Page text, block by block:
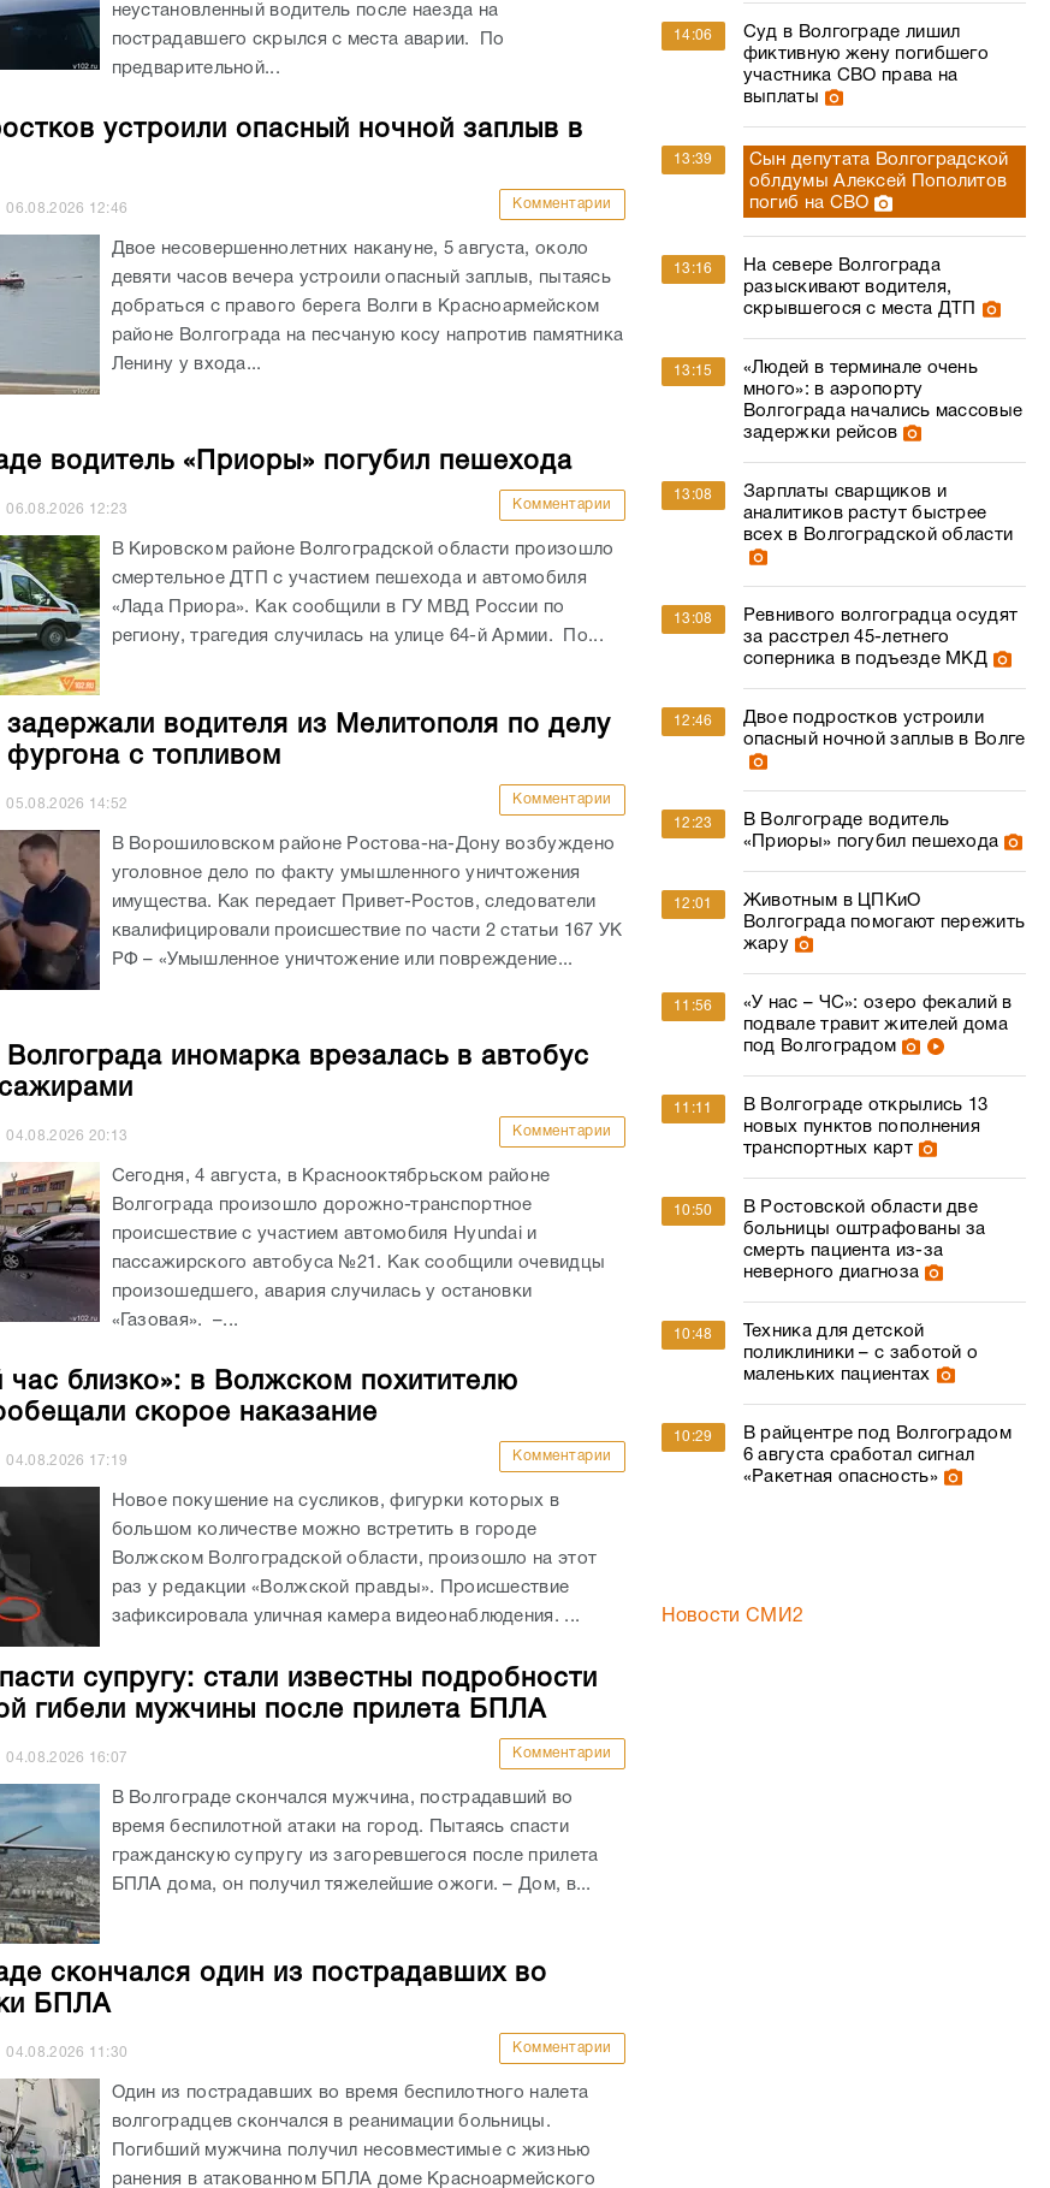
неустановленный водитель после наезда на
пострадавшего скрылся с места аварии. По
предварительной...
устроили опасный ночной заплыв в
06.08.2026 12:46 Комментарии
Двое несовершеннолетних накануне, 5 августа, около
девяти часов вечера устроили опасный заплыв, пытаясь
добраться с правого берега Волги в Красноармейском
районе Волгограда на песчаную косу напротив памятника
Ленину у входа...
водитель «Приоры» погубил пешехода
06.08.2026 12:23 Комментарии
В Кировском районе Волгоградской области произошло
смертельное ДТП с участием пешехода и автомобиля
«Лада Приора». Как сообщили в ГУ МВД России по
региону, трагедия случилась на улице 64-й Армии. По...
задержали водителя из Мелитополя по делу
с топливом
05.08.2026 14:52 Комментарии
В Ворошиловском районе Ростова-на-Дону возбуждено
уголовное дело по факту умышленного уничтожения
имущества. Как передает Привет-Ростов, следователи
квалифицировали происшествие по части 2 статьи 167 УК
РФ – «Умышленное уничтожение или повреждение...
иномарка врезалась в автобус
04.08.2026 20:13 Комментарии
Сегодня, 4 августа, в Краснооктябрьском районе
Волгограда произошло дорожно-транспортное
происшествие с участием автомобиля Hyundai и
пассажирского автобуса №21. Как сообщили очевидцы
произошедшего, авария случилась у остановки
«Газовая». –...
час близко»: в Волжском похитителю
скорое наказание
04.08.2026 17:19 Комментарии
Новое покушение на сусликов, фигурки которых в
большом количестве можно встретить в городе
Волжском Волгоградской области, произошло на этот
раз у редакции «Волжской правды». Происшествие
зафиксировала уличная камера видеонаблюдения. ...
супругу: стали известны подробности
гибели мужчины после прилета БПЛА
04.08.2026 16:07 Комментарии
В Волгограде скончался мужчина, пострадавший во
время беспилотной атаки на город. Пытаясь спасти
гражданскую супругу из загоревшегося после прилета
БПЛА дома, он получил тяжелейшие ожоги. – Дом, в...
скончался один из пострадавших во
БПЛА
04.08.2026 11:30 Комментарии
Один из пострадавших во время беспилотного налета
волгоградцев скончался в реанимации больницы.
Погибший мужчина получил несовместимые с жизнью
ранения в атакованном БПЛА доме Красноармейского
14:06
Суд в Волгограде лишил
фиктивную жену погибшего
участника СВО права на
выплаты
13:39
Сын депутата Волгоградской
облдумы Алексей Пополитов
погиб на СВО
13:16
На севере Волгограда
разыскивают водителя,
скрывшегося с места ДТП
13:15
«Людей в терминале очень
много»: в аэропорту
Волгограда начались массовые
задержки рейсов
13:08
Зарплаты сварщиков и
аналитиков растут быстрее
всех в Волгоградской области
13:08
Ревнивого волгоградца осудят
за расстрел 45-летнего
соперника в подъезде МКД
12:46
Двое подростков устроили
опасный ночной заплыв в Волге
12:23
В Волгограде водитель
«Приоры» погубил пешехода
12:01
Животным в ЦПКиО
Волгограда помогают пережить
жару
11:56
«У нас – ЧС»: озеро фекалий в
подвале травит жителей дома
под Волгоградом
11:11
В Волгограде открылись 13
новых пунктов пополнения
транспортных карт
10:50
В Ростовской области две
больницы оштрафованы за
смерть пациента из-за
неверного диагноза
10:48
Техника для детской
поликлиники – с заботой о
маленьких пациентах
10:29
В райцентре под Волгоградом
6 августа сработал сигнал
«Ракетная опасность»
Новости СМИ2